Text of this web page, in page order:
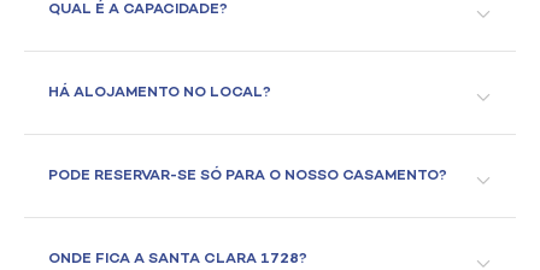
QUAL É A CAPACIDADE?
HÁ ALOJAMENTO NO LOCAL?
PODE RESERVAR-SE SÓ PARA O NOSSO CASAMENTO?
ONDE FICA A SANTA CLARA 1728?